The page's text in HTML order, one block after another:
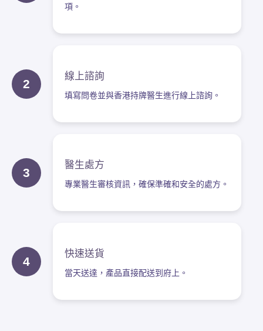
項。
2
線上諮詢
填寫問卷並與香港持牌醫生進行線上諮詢。
3
醫生處方
專業醫生審核資訊，確保準確和安全的處方。
4
快速送貨
當天送達，產品直接配送到府上。